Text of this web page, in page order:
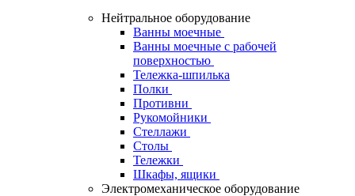
Нейтральное оборудование
Ванны моечные
Ванны моечные с рабочей
поверхностью
Тележка-шпилька
Полки
Противни
Рукомойники
Стеллажи
Столы
Тележки
Шкафы, ящики
Электромеханическое оборудование